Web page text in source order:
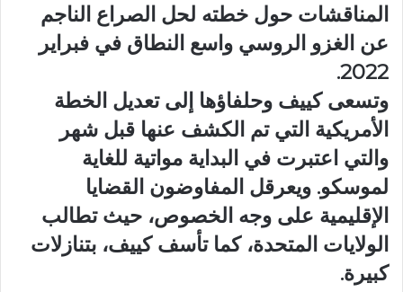
المناقشات حول خطته لحل الصراع الناجم
عن الغزو الروسي واسع النطاق في فبراير
2022.
وتسعى كييف وحلفاؤها إلى تعديل الخطة
الأمريكية التي تم الكشف عنها قبل شهر
والتي اعتبرت في البداية مواتية للغاية
لموسكو. ويعرقل المفاوضون القضايا
الإقليمية على وجه الخصوص، حيث تطالب
الولايات المتحدة، كما تأسف كييف، بتنازلات
كبيرة.